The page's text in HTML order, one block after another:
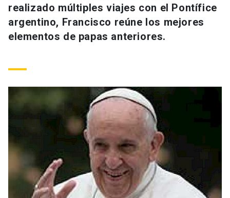
Futuros estudiantes
Estudiantes
Personal
Alumni
Padres y familia
launch
Go to english site launch
ACCESOS DIRECTOS
Correo UC
Medios Biblioteca launch
Donaciones launch
realizado múltiples viajes con el Pontífice
argentino, Francisco reúne los mejores
elementos de papas anteriores.